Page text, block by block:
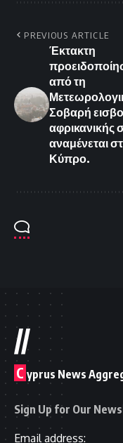
PREVIOUS ARTICLE
Έκτακτη
από τη
Σοβαρή
αφρικανικής
αναμένεται
Κύπρο.
//
C yprus News
Sign Up for Our
Email address: